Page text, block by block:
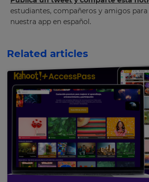
estudiantes, compañeros y amigos
nuestra app en español.
Related articles
pricing
across
the
site.
Settings